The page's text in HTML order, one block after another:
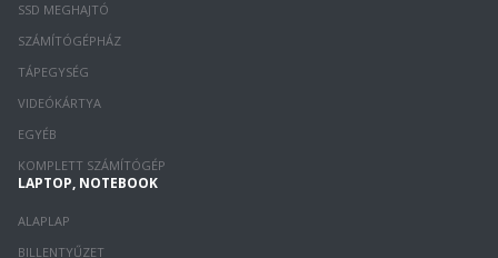
SSD MEGHAJTÓ
SZÁMÍTÓGÉPHÁZ
TÁPEGYSÉG
VIDEÓKÁRTYA
EGYÉB
KOMPLETT SZÁMÍTÓGÉP
LAPTOP, NOTEBOOK
ALAPLAP
BILLENTYŰZET